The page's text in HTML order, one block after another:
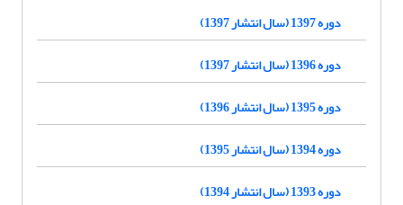
دوره 1397 (سال انتشار 1397)
دوره 1396 (سال انتشار 1397)
دوره 1395 (سال انتشار 1396)
دوره 1394 (سال انتشار 1395)
دوره 1393 (سال انتشار 1394)